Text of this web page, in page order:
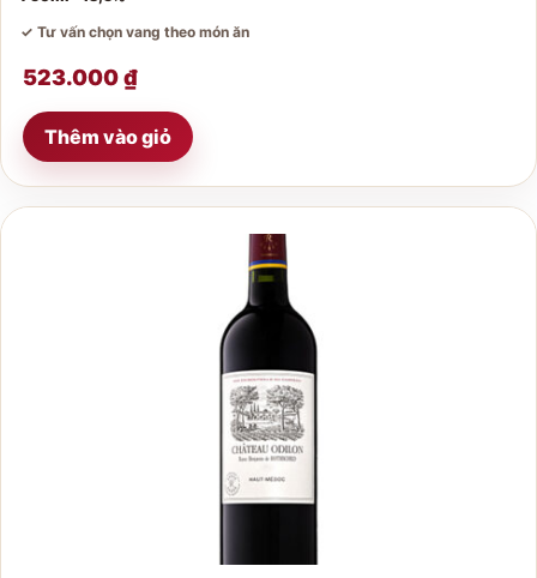
✓ Tư vấn chọn vang theo món ăn
523.000₫
Thêm vào giỏ